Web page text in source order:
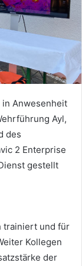
Anwesenheit
Ayl,
des
2 Enterprise
gestellt
trainiert und für
Kollegen
der